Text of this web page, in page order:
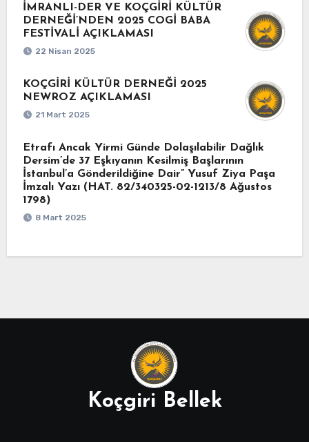
İMRANLI-DER VE KOÇGİRİ KÜLTÜR
DERNEĞİ’NDEN 2025 COGİ BABA
FESTİVALİ AÇIKLAMASI
22 Nisan 2025
KOÇGİRİ KÜLTÜR DERNEĞİ 2025
NEWROZ AÇIKLAMASI
21 Mart 2025
Etrafı Ancak Yirmi Günde Dolaşılabilir Dağlık
Dersim’de 37 Eşkıyanın Kesilmiş Başlarının
İstanbul’a Gönderildiğine Dair” Yusuf Ziya Paşa
İmzalı Yazı (HAT. 82/340325-02-1213/8 Ağustos
1798)
8 Mart 2025
Koçgiri Bellek